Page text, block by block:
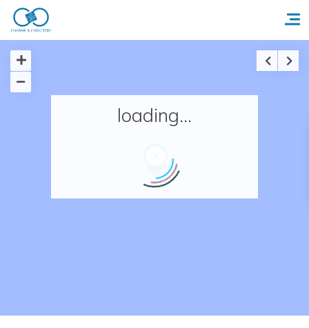
Accueil
Nos adresses en France
loading...